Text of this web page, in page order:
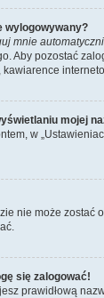
wylogowywany?
mnie
Aby pozostać
mojej
w
nie może
się zalogować!
prawidłową